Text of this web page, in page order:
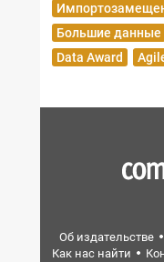
Большие данные
Data Award
Об издательстве
Как нас найти